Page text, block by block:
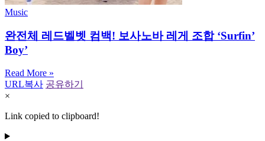
Music
완전체 레드벨벳 컴백! 보사노바 레게 조합 ‘Surfin’
Boy’
Read More »
URL복사 공유하기
×
Link copied to clipboard!